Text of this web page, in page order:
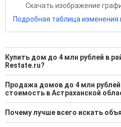
Скачать изображение
Подробная таблица изменения
Купить дом до 4 млн рублей в
Restate.ru?
Поможем Купить дом до 4 млн
Приволжский?
1 актуальное и проверенное
Продажа домов до 4 млн
стоимость в Астраханской
Минимальная цена: 1 500 000
000 Р; Средняя: 1 500 000 Р
Почему лучше всего искать